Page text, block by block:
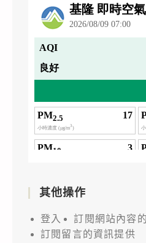
其他操作
登入
訂閱網站內容
訂閱留言的資訊提供